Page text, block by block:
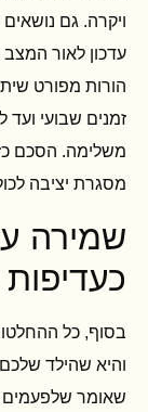
ויקרה. גם
עדכון לאור
הורות מפורט
זמנים שבועי ועד
משלימה. הסכם
מסגרת יציבה
שמירה
כעדיפות
בסוף, כל
והיא שהילד
שאומר שלפעמים